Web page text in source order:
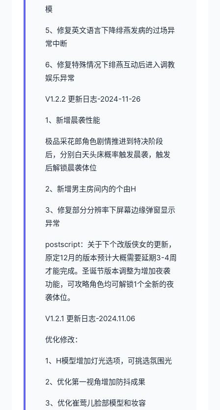
模
5、修复英文语言下降绯燕发病的过场异
常中断
6、修复特殊情况下绯燕互动后进入调教
娱乐异常
V1.2.2 更新日志-2024-11-26
1、新增晨袭性能
极品采花郎角色剧情推进到特决阶段
后，分别白天头床概率触发晨袭，触发
后解锁晨袭体位
2、新增男主房间内的个由H
3、修复部分分辨率下屏幕边缘弹窗显示
异常
postscript：关于下个改版侠女的更新，
原定12月的版本预计大概需要延期3-4周
才能完成。圣诞节版本调整为增加夜袭
功能，可攻略角色均可解锁1个全新的夜
袭体位。
V1.2.1 更新日志-2024.11.06
优化修改：
1、H模型增加灯光选项，可挑选氛围光
2、优化第一视角增加防抖成果
3、优化崔莺儿脸部模型和妆容